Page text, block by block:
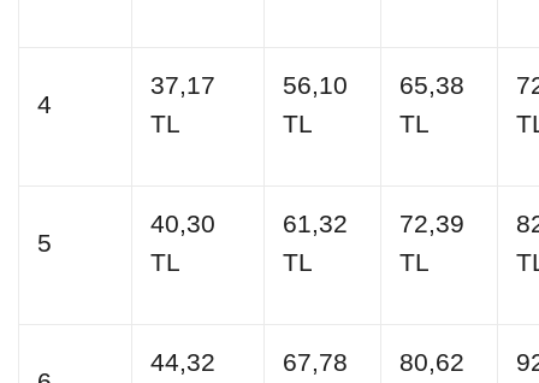
4
37,17
TL
56,10
TL
65,38
TL
5
40,30
TL
61,32
TL
72,39
TL
44,32 67,78 80,62